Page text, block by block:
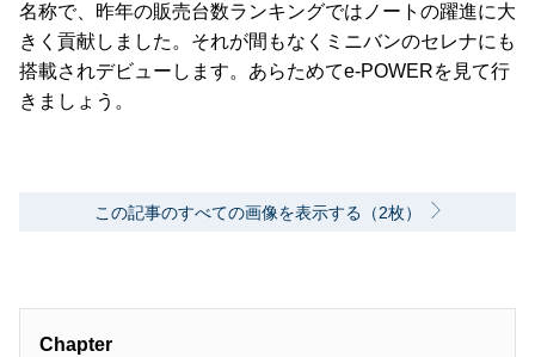
名称で、昨年の販売台数ランキングではノートの躍進に大
きく貢献しました。それが間もなくミニバンのセレナにも
搭載されデビューします。あらためてe-POWERを見て行
きましょう。
この記事のすべての画像を表示する（2枚）
Chapter